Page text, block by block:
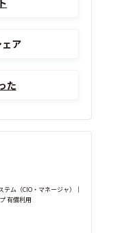
ェア
た
ム（CIO・マネージャ）｜
有償利用